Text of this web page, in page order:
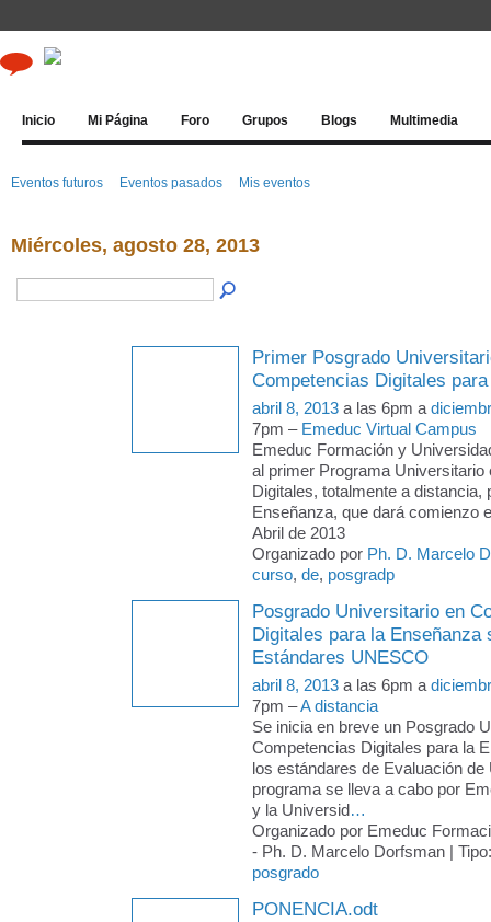
Inicio Mi Página Foro Grupos Blogs Multimedia
Eventos futuros Eventos pasados Mis eventos
Miércoles, agosto 28, 2013
Primer Posgrado
Competencias Digitales
abril 8, 2013 a las 6pm a
7pm – Emeduc Virtual Campus
Emeduc Formación y
al primer Programa Universitario
Digitales, totalmente a distancia,
Enseñanza, que dará comienzo
Abril de 2013
Organizado por Ph. D. Marcelo
curso, de, posgradp
Posgrado Universitario en
Digitales para la Enseñanza
Estándares UNESCO
abril 8, 2013 a las 6pm a
7pm –A distancia
Se inicia en breve un Posgrado
Competencias Digitales para la
los estándares de Evaluación
programa se lleva a cabo por
y la Universid…
Organizado por Emeduc
- Ph. D. Marcelo Dorfsman |
posgrado
PONENCIA.odt